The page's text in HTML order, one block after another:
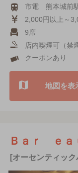
市電 熊本城前
2,000円以上～
9席
店内喫煙可（禁
クーポンあり
地図を表
Ｂａｒ ｅａ
[オーセンティック